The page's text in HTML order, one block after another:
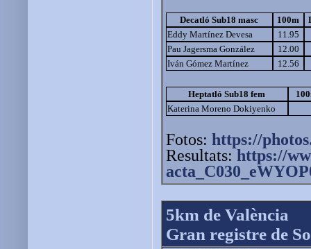
Decatló Sub18 masc 100m
Eddy Martínez Devesa
11.95
Pau Jagersma González
12.00
Iván Gómez Martínez
12.56
Heptatló Sub18 fem
Katerina Moreno Dokiyenko
Fotos: https://
Resultats: https://
5km de València
Gran registre de